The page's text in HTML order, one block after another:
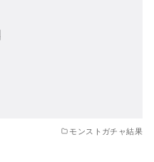
モンストガチャ結果